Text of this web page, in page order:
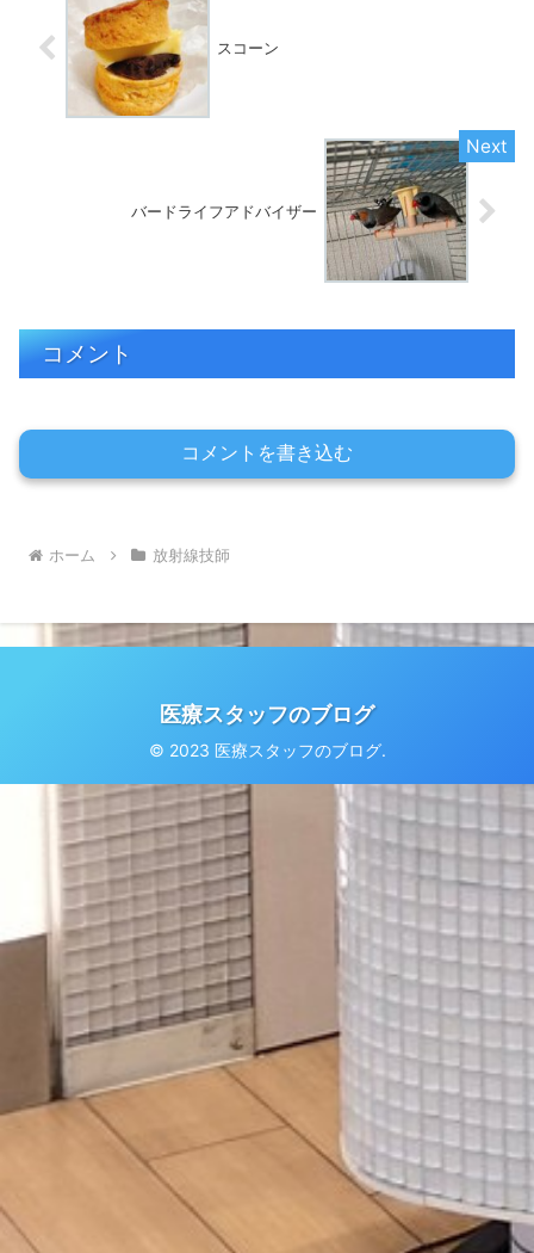
スコーン
バードライフアドバイザー
コメント
コメントを書き込む
ホーム 放射線技師
医療スタッフのブログ
© 2023 医療スタッフのブログ.